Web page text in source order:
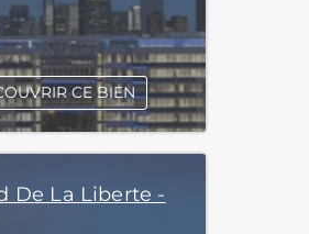
CE BIEN
De La Liberte -